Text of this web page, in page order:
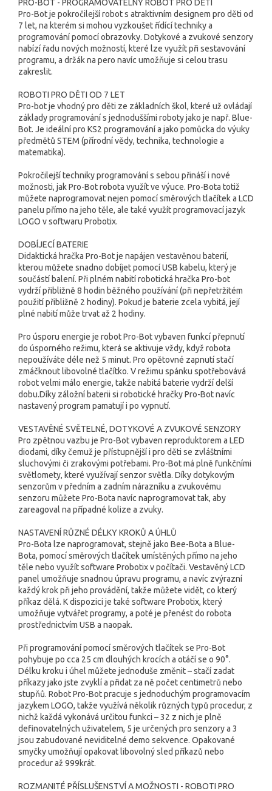
PRO-BOT - PROGRAMOVATELNÝ ROBOT PRO DĚTI
Pro-Bot je pokročilejší robot s atraktivním designem pro děti od
7 let, na kterém si mohou vyzkoušet řídící techniky a
programování pomocí obrazovky. Dotykové a zvukové senzory
nabízí řadu nových možností, které lze využít při sestavování
programu, a držák na pero navíc umožňuje si celou trasu
zakreslit.
ROBOTI PRO DĚTI OD 7 LET
Pro-bot je vhodný pro děti ze základních škol, které už ovládají
základy programování s jednoduššími roboty jako je např. Blue-
Bot. Je ideální pro KS2 programování a jako pomůcka do výuky
předmětů STEM (přírodní vědy, technika, technologie a
matematika).
Pokročilejší techniky programování s sebou přináší i nové
možnosti, jak Pro-Bot robota využít ve výuce. Pro-Bota totiž
můžete naprogramovat nejen pomocí směrových tlačítek a LCD
panelu přímo na jeho těle, ale také využít programovací jazyk
LOGO v softwaru Probotix.
DOBÍJECÍ BATERIE
Didaktická hračka Pro-Bot je napájen vestavěnou baterií,
kterou můžete snadno dobíjet pomocí USB kabelu, který je
součástí balení. Při plném nabití robotická hračka Pro-bot
vydrží přibližně 8 hodin běžného používání (při nepřetržitém
použití přibližně 2 hodiny). Pokud je baterie zcela vybitá, její
plné nabití může trvat až 2 hodiny.
Pro úsporu energie je robot Pro-Bot vybaven funkcí přepnutí
do úsporného režimu, která se aktivuje vždy, když robota
nepoužíváte déle než 5 minut. Pro opětovné zapnutí stačí
zmáčknout libovolné tlačítko. V režimu spánku spotřebovává
robot velmi málo energie, takže nabitá baterie vydrží delší
dobu.Díky záložní baterii si robotické hračky Pro-Bot navíc
nastavený program pamatují i po vypnutí.
VESTAVĚNÉ SVĚTELNÉ, DOTYKOVÉ A ZVUKOVÉ SENZORY
Pro zpětnou vazbu je Pro-Bot vybaven reproduktorem a LED
diodami, díky čemuž je přístupnější i pro děti se zvláštními
sluchovými či zrakovými potřebami. Pro-Bot má plně funkčními
světlomety, které využívají senzor světla. Díky dotykovým
senzorům v předním a zadním nárazníku a zvukovému
senzoru můžete Pro-Bota navíc naprogramovat tak, aby
zareagoval na případné kolize a zvuky.
NASTAVENÍ RŮZNÉ DÉLKY KROKŮ A ÚHLŮ
Pro-Bota lze naprogramovat, stejně jako Bee-Bota a Blue-
Bota, pomocí směrových tlačítek umístěných přímo na jeho
těle nebo využít software Probotix v počítači. Vestavěný LCD
panel umožňuje snadnou úpravu programu, a navíc zvýrazní
každý krok při jeho provádění, takže můžete vidět, co který
příkaz dělá. K dispozici je také software Probotix, který
umožňuje vytvářet programy, a poté je přenést do robota
prostřednictvím USB a naopak.
Při programování pomocí směrových tlačítek se Pro-Bot
pohybuje po cca 25 cm dlouhých krocích a otáčí se o 90°.
Délku kroku i úhel můžete jednoduše změnit – stačí zadat
příkazy jako jste zvyklí a přidat za ně počet centimetrů nebo
stupňů. Robot Pro-Bot pracuje s jednoduchým programovacím
jazykem LOGO, takže využívá několik různých typů procedur, z
nichž každá vykonává určitou funkci – 32 z nich je plně
definovatelných uživatelem, 5 je určených pro senzory a 3
jsou zabudované neviditelné demo sekvence. Opakované
smyčky umožňují opakovat libovolný sled příkazů nebo
procedur až 999krát.
ROZMANITÉ PŘÍSLUŠENSTVÍ A MOŽNOSTI - ROBOTI PRO